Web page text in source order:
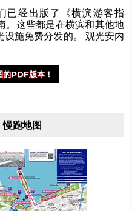
已经出版了《横滨游客指
。这些都是在横滨和其他地
施免费分发的。 观光安内
的PDF版本！
跑地图